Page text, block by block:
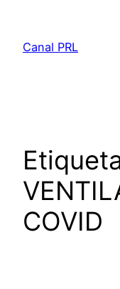
contenido
Canal PRL
COVID